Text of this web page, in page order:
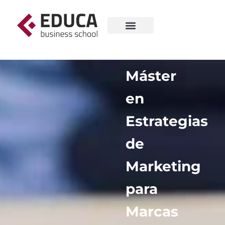
Máster
en
Estrategias
de
Marketing
para
Marcas